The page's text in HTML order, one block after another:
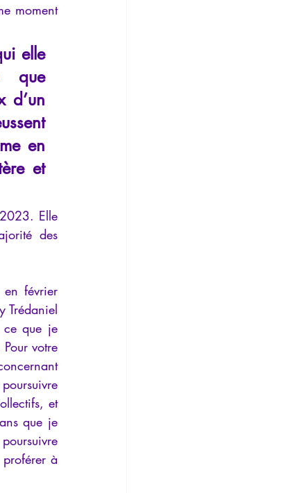
moment
elle
que
d’un
en
et
Elle
des
en février
Trédaniel
ce que je
votre
et
que je
proférer à